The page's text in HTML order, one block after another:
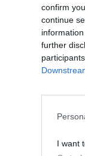
confirm
continue
further
I want
για το